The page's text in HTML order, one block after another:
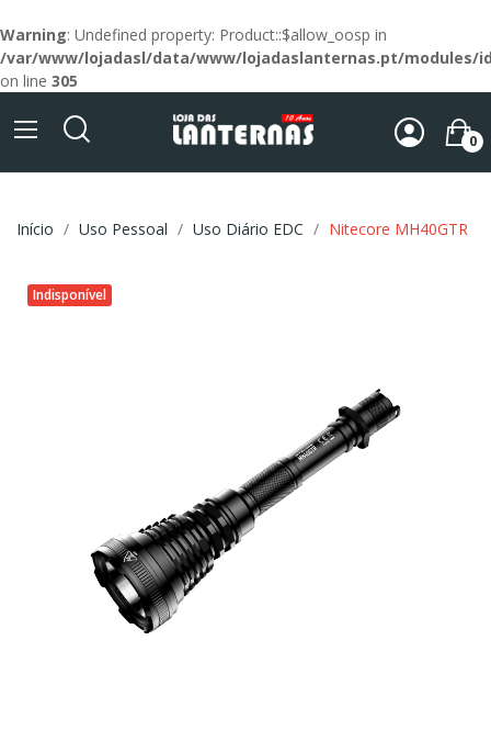
Warning: Undefined property: Product::$allow_oosp in
/var/www/lojadasl/data/www/lojadaslanternas.pt/modules/
on line 305
0
Início Uso Pessoal Uso Diário EDC Nitecore MH40GTR
Indisponível